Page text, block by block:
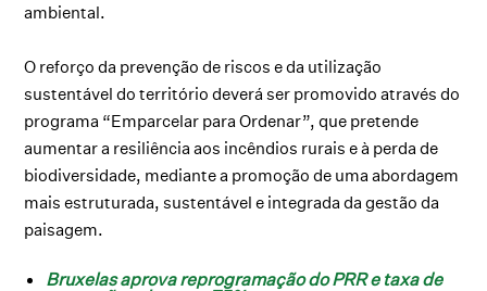
ambiental.
O reforço da prevenção de riscos e da utilização
sustentável do território deverá ser promovido através do
programa “Emparcelar para Ordenar”, que pretende
aumentar a resiliência aos incêndios rurais e à perda de
biodiversidade, mediante a promoção de uma abordagem
mais estruturada, sustentável e integrada da gestão da
paisagem.
Bruxelas aprova reprogramação do PRR e taxa de